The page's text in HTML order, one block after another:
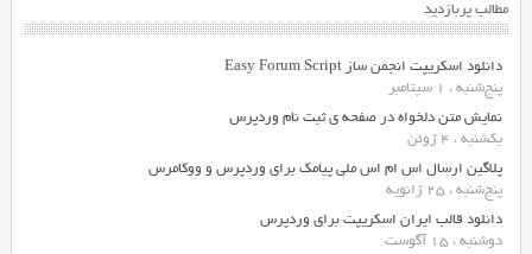
مطالب پربازدید
دانلود اسکریپت انجمن ساز Easy Forum Script
پنج‌شنبه ، 1 سپتامبر
نمایش متن دلخواه در صفحه ی ثبت نام وردپرس
یکشنبه ، 4 ژوئن
پلاگین ارسال اس ام اس ملی پیامک برای وردپرس و ووکامرس
پنج‌شنبه ، 25 ژانویه
دانلود قالب ایران اسکریپت برای وردپرس
دوشنبه ، 15 آگوست